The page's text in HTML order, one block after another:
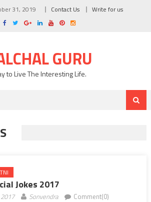
31, 2019 Contact Us Write for us
GURU
to Live The Interesting Life.
Jokes 2017
Sonvendra Comment(0)